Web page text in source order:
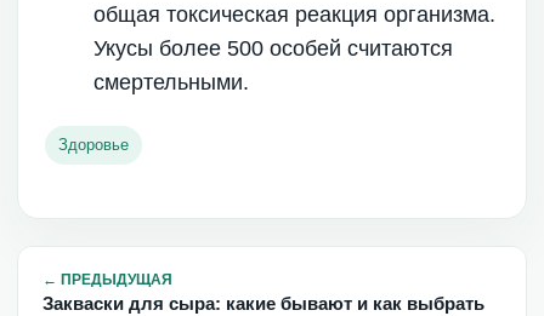
общая токсическая реакция организма.
Укусы более 500 особей считаются
смертельными.
Здоровье
← ПРЕДЫДУЩАЯ
Закваски для сыра: какие бывают и как выбрать